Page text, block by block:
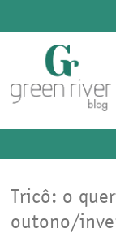
Tricô: o
outono/